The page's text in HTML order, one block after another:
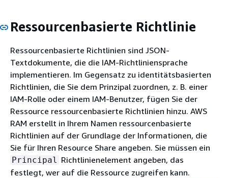
Ressourcenbasierte Richtlinie
Ressourcenbasierte Richtlinien sind JSON-
Textdokumente, die die IAM-Richtliniensprache
implementieren. Im Gegensatz zu identitätsbasierten
Richtlinien, die Sie dem Prinzipal zuordnen, z. B. einer
IAM-Rolle oder einem IAM-Benutzer, fügen Sie der
Ressource ressourcenbasierte Richtlinien hinzu. AWS
RAM erstellt in Ihrem Namen ressourcenbasierte
Richtlinien auf der Grundlage der Informationen, die
Sie für Ihren Resource Share angeben. Sie müssen ein
Principal Richtlinienelement angeben, das
festlegt, wer auf die Ressource zugreifen kann.